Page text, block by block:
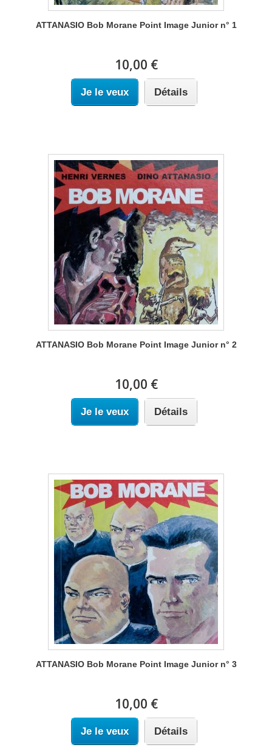
ATTANASIO Bob Morane Point Image Junior n° 1
10,00 €
Je le veux Détails
ATTANASIO Bob Morane Point Image Junior n° 2
10,00 €
Je le veux Détails
ATTANASIO Bob Morane Point Image Junior n° 3
10,00 €
Je le veux Détails